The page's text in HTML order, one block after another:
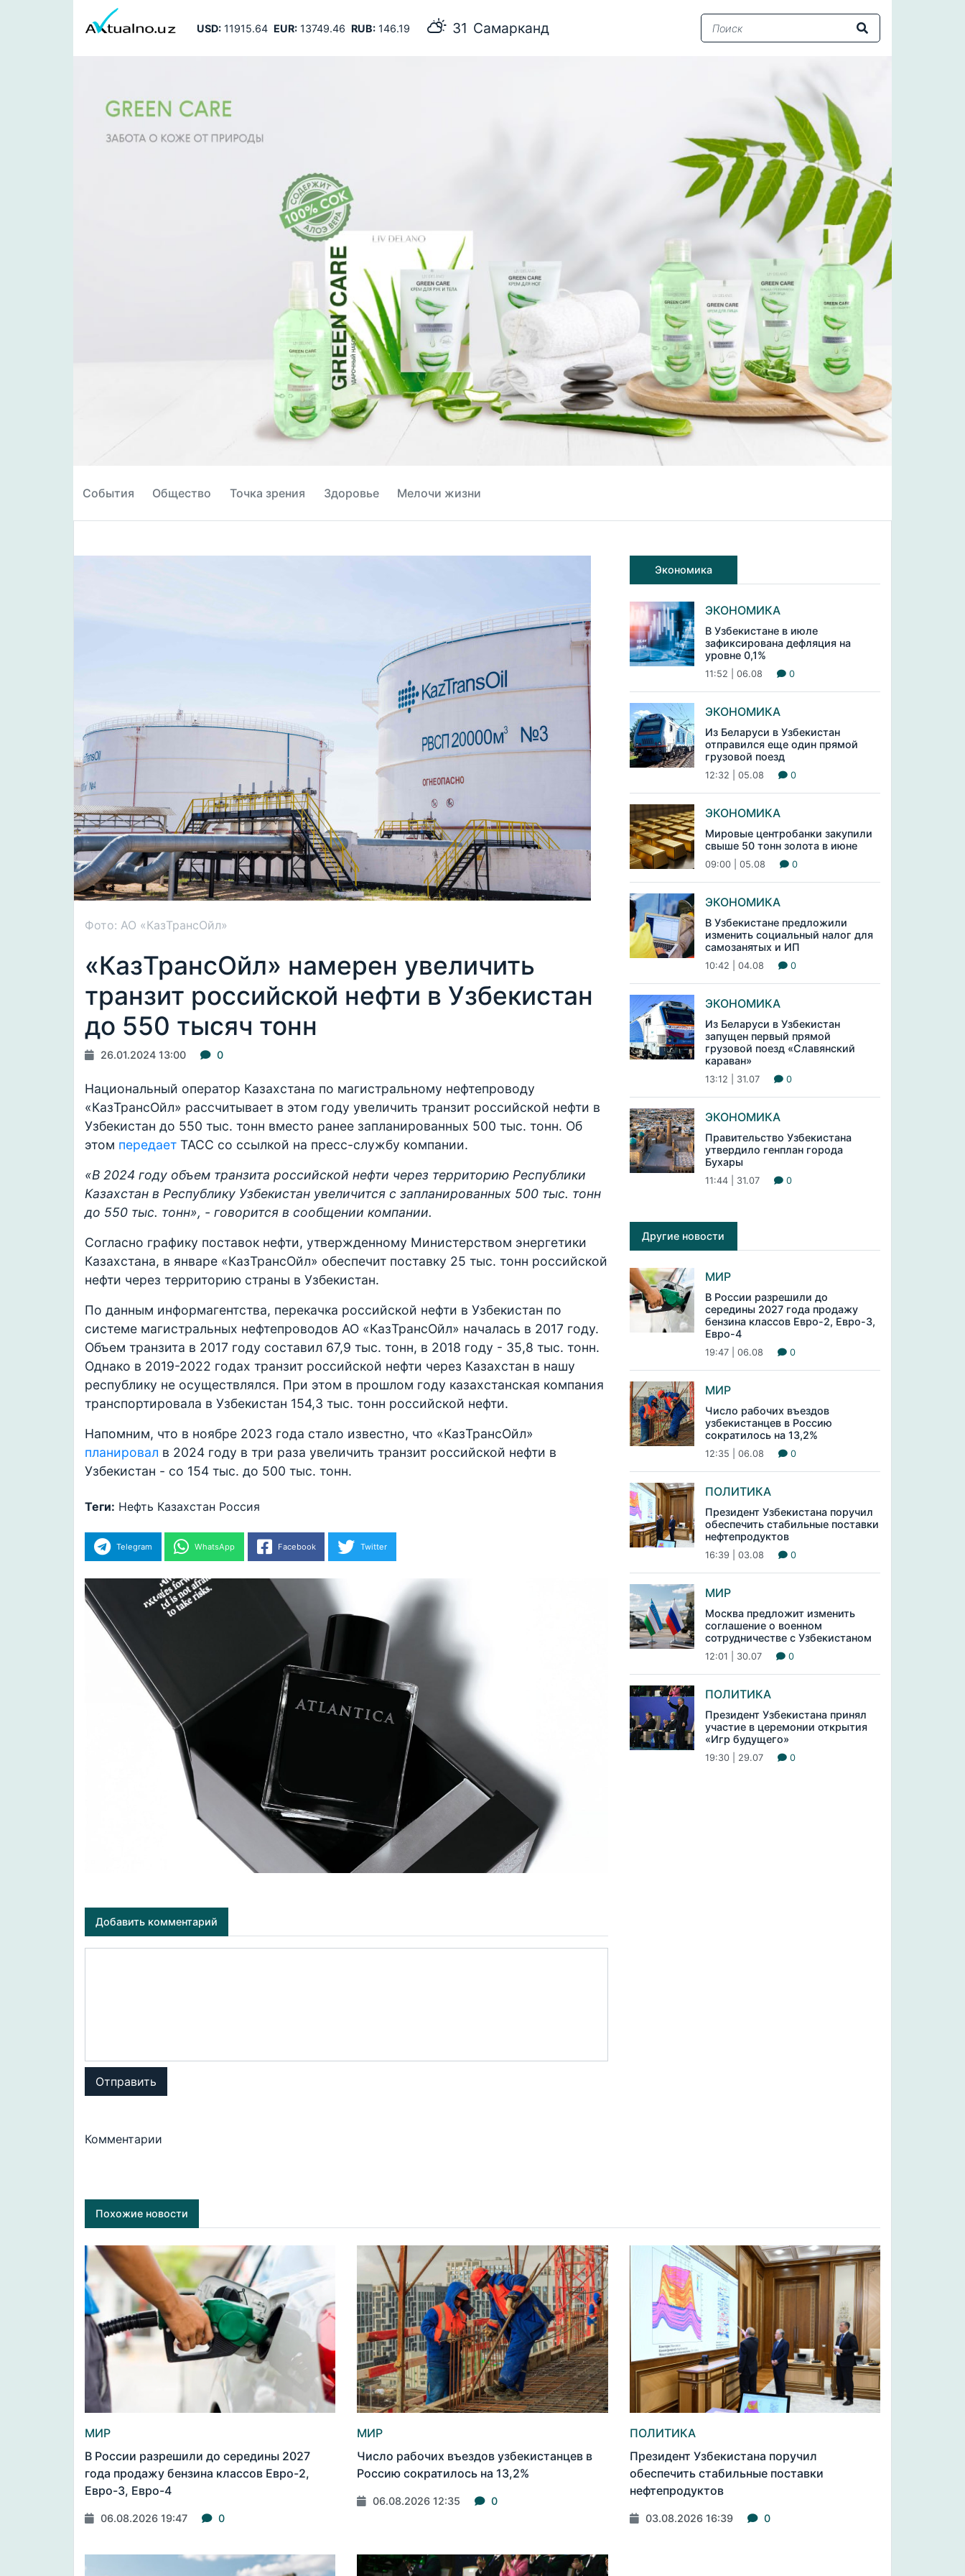
USD:11915.64 EUR:13749.46 RUB:146.19 31 Самарканд
События Общество Точка зрения Здоровье Мелочи жизни
Фото: АО «КазТрансОйл»
«КазТрансОйл» намерен увеличить
транзит российской нефти в Узбекистан
до 550 тысяч тонн
26.01.2024 13:00 0
Национальный оператор Казахстана по магистральному нефтепроводу
«КазТрансОйл» рассчитывает в этом году увеличить транзит российской нефти в
Узбекистан до 550 тыс. тонн вместо ранее запланированных 500 тыс. тонн. Об
этом передает ТАСС со ссылкой на пресс-службу компании.
«В 2024 году объем транзита российской нефти через территорию Республики
Казахстан в Республику Узбекистан увеличится с запланированных 500 тыс. тонн
до 550 тыс. тонн», - говорится в сообщении компании.
Согласно графику поставок нефти, утвержденному Министерством энергетики
Казахстана, в январе «КазТрансОйл» обеспечит поставку 25 тыс. тонн российской
нефти через территорию страны в Узбекистан.
По данным информагентства, перекачка российской нефти в Узбекистан по
системе магистральных нефтепроводов АО «КазТрансОйл» началась в 2017 году.
Объем транзита в 2017 году составил 67,9 тыс. тонн, в 2018 году - 35,8 тыс. тонн.
Однако в 2019-2022 годах транзит российской нефти через Казахстан в нашу
республику не осуществлялся. При этом в прошлом году казахстанская компания
транспортировала в Узбекистан 154,3 тыс. тонн российской нефти.
Напомним, что в ноябре 2023 года стало известно, что «КазТрансОйл»
планировал в 2024 году в три раза увеличить транзит российской нефти в
Узбекистан - со 154 тыс. до 500 тыс. тонн.
Теги: Нефть Казахстан Россия
Telegram WhatsApp Facebook Twitter
Добавить комментарий
Отправить
Комментарии
Экономика
ЭКОНОМИКА
В Узбекистане в июле
зафиксирована дефляция на
уровне 0,1%
11:52 | 06.08 0
ЭКОНОМИКА
Из Беларуси в Узбекистан
отправился еще один прямой
грузовой поезд
12:32 | 05.08 0
ЭКОНОМИКА
Мировые центробанки закупили
свыше 50 тонн золота в июне
09:00 | 05.08 0
ЭКОНОМИКА
В Узбекистане предложили
изменить социальный налог для
самозанятых и ИП
10:42 | 04.08 0
ЭКОНОМИКА
Из Беларуси в Узбекистан
запущен первый прямой
грузовой поезд «Славянский
караван»
13:12 | 31.07 0
ЭКОНОМИКА
Правительство Узбекистана
утвердило генплан города
Бухары
11:44 | 31.07 0
Другие новости
МИР
В России разрешили до
середины 2027 года продажу
бензина классов Евро-2, Евро-3,
Евро-4
19:47 | 06.08 0
МИР
Число рабочих въездов
узбекистанцев в Россию
сократилось на 13,2%
12:35 | 06.08 0
ПОЛИТИКА
Президент Узбекистана поручил
обеспечить стабильные поставки
нефтепродуктов
16:39 | 03.08 0
МИР
Москва предложит изменить
соглашение о военном
сотрудничестве с Узбекистаном
12:01 | 30.07 0
ПОЛИТИКА
Президент Узбекистана принял
участие в церемонии открытия
«Игр будущего»
19:30 | 29.07 0
Похожие новости
МИР
В России разрешили до середины 2027
года продажу бензина классов Евро-2,
Евро-3, Евро-4
06.08.2026 19:47 0
МИР
Число рабочих въездов узбекистанцев в
Россию сократилось на 13,2%
06.08.2026 12:35 0
ПОЛИТИКА
Президент Узбекистана поручил
обеспечить стабильные поставки
нефтепродуктов
03.08.2026 16:39 0